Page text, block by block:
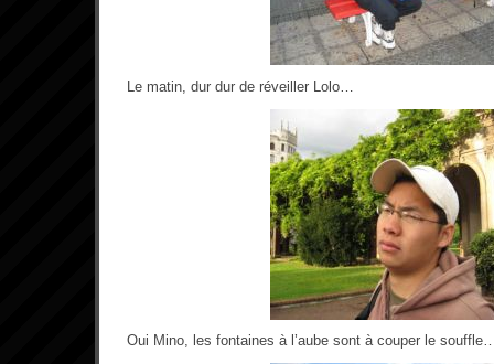
Le matin, dur dur de réveiller Lolo…
Oui Mino, les fontaines à l’aube sont à couper le